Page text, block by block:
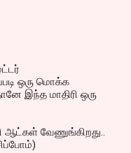
ஒரு மொக்க
இந்த மாதிரி ஒரு
ஆட்கள் வேணுங்கிறது..